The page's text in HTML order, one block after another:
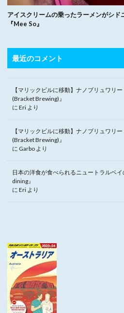
アイスクリームの乗ったラーメンがシド
『Mee So』
最近のコメント
【マリックビルに移動】ナノブリュワリ
(Bracket Brewing)』
に Eri より
【マリックビルに移動】ナノブリュワリ
(Bracket Brewing)』
に Garbo より
日本の洋食が食べられるニュートラルベ
dining』
に Eri より